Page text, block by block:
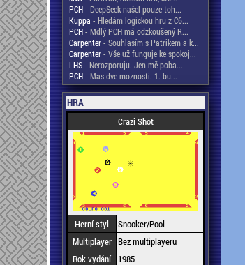
PCH- DeepSeek našel pouze toh...
Kuppa - Hledám logickou hru z C6...
PCH- Mdlý PCH má odzkoušený R...
Carpenter- Souhlasím s Patrikem a k...
Carpenter- Vše už funguje ke spokoj...
LHS- Nerozporuju. Jen mě poba...
PCH- Mas dve moznosti. 1. bu...
HRA
Crazi Shot
Herní styl
Snooker/Pool
Multiplayer Bez multiplayeru
Rok vydání
1985